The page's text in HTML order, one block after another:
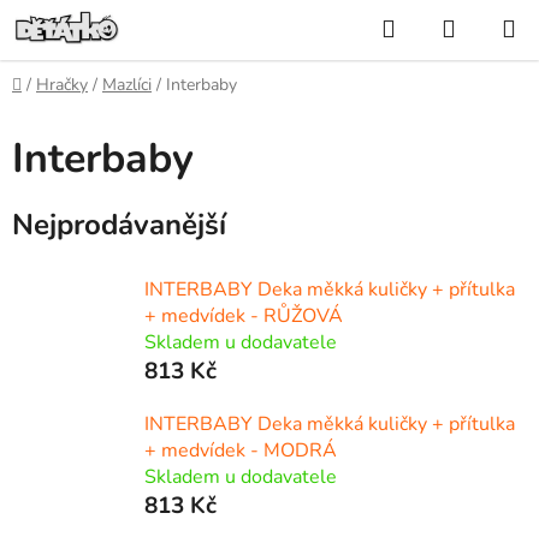
Přejít
na
obsah
Hledat
KOŠÍK
Domů
/ Hračky / Mazlíci / Interbaby
Interbaby
Nejprodávanější
INTERBABY Deka měkká kuličky + přítulka
+ medvídek - RŮŽOVÁ
Skladem u dodavatele
813 Kč
INTERBABY Deka měkká kuličky + přítulka
+ medvídek - MODRÁ
Skladem u dodavatele
813 Kč